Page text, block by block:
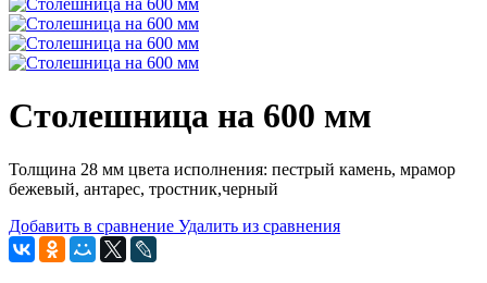
Столешница на 600 мм
Толщина 28 мм цвета исполнения: пестрый камень, мрамор
бежевый, антарес, тростник,черный
Добавить в сравнение Удалить из сравнения